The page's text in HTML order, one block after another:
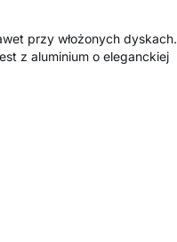
przy włożonych dyskach.
z aluminium o eleganckiej